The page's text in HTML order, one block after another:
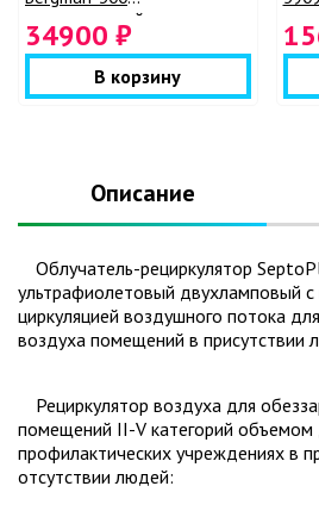
промышленный
34900 ₽
В корзину
Описание
Облучатель-рециркулятор
ультрафиолетовый двухламповый с
циркуляцией воздушного потока
воздуха помещений в присутствии
Рециркулятор воздуха для
помещений II-V категорий
профилактических учреждениях в
отсутствии людей: